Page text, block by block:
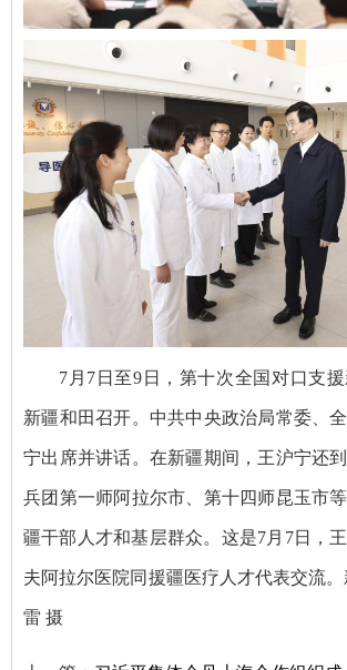
7月7日至9日，第十次全国对口支
新疆和田召开。中共中央政治局常委、
宁出席并讲话。在新疆期间，王沪宁还
兵团第一师阿拉尔市、第十四师昆玉市
疆干部人才和基层群众。这是7月7日，
夫阿拉尔医院同援疆医疗人才代表交流
雷 摄